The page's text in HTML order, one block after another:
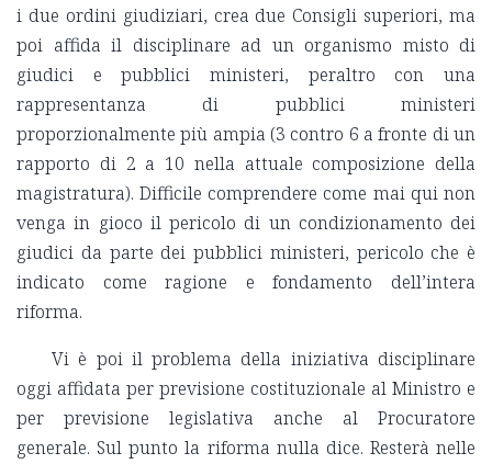
i due ordini giudiziari, crea due Consigli superiori, ma
poi affida il disciplinare ad un organismo misto di
giudici e pubblici ministeri, peraltro con una
rappresentanza di pubblici ministeri
proporzionalmente più ampia (3 contro 6 a fronte di un
rapporto di 2 a 10 nella attuale composizione della
magistratura). Difficile comprendere come mai qui non
venga in gioco il pericolo di un condizionamento dei
giudici da parte dei pubblici ministeri, pericolo che è
indicato come ragione e fondamento dell’intera
riforma.
Vi è poi il problema della iniziativa disciplinare
oggi affidata per previsione costituzionale al Ministro e
per previsione legislativa anche al Procuratore
generale. Sul punto la riforma nulla dice. Resterà nelle